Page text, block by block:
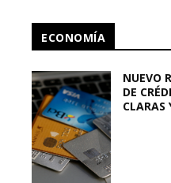
ECONOMÍA
NUEVO
DE
CLARAS